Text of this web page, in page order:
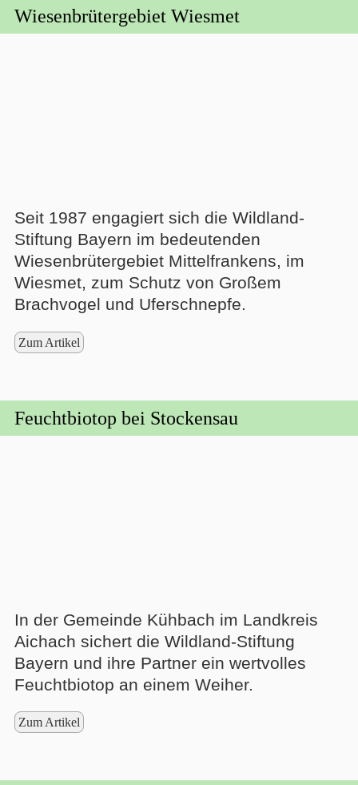
Wiesenbrütergebiet Wiesmet
Seit 1987 engagiert sich die Wildland-
Stiftung Bayern im bedeutenden
Wiesenbrütergebiet Mittelfrankens, im
Wiesmet, zum Schutz von Großem
Brachvogel und Uferschnepfe.
Zum Artikel
Feuchtbiotop bei Stockensau
In der Gemeinde Kühbach im Landkreis
Aichach sichert die Wildland-Stiftung
Bayern und ihre Partner ein wertvolles
Feuchtbiotop an einem Weiher.
Zum Artikel